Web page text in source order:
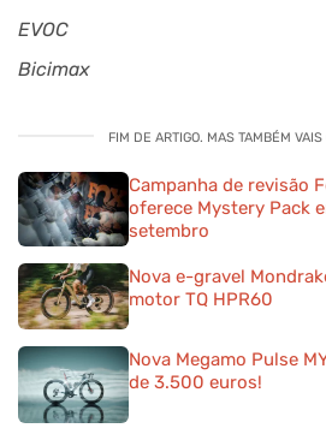
EVOC
Bicimax
FIM DE ARTIGO. MAS TAMBÉM VAIS
Campanha de revisão
oferece Mystery Pack
setembro
Nova e-gravel
motor TQ HPR60
Nova Megamo Pulse
de 3.500 euros!